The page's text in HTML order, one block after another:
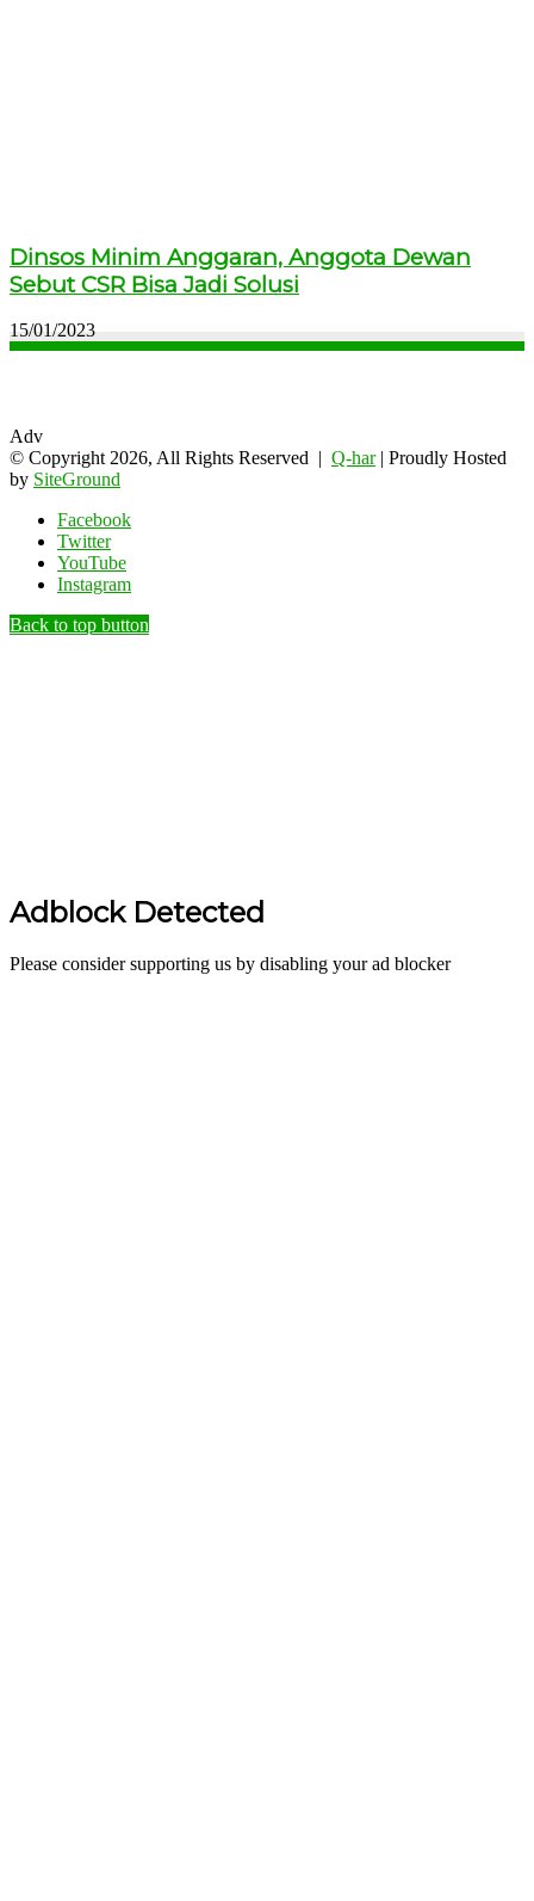
Dinsos Minim Anggaran, Anggota Dewan
Sebut CSR Bisa Jadi Solusi
15/01/2023
Adv
© Copyright 2026, All Rights Reserved | Q-har| Proudly Hosted
by SiteGround
Facebook
Twitter
YouTube
Instagram
Back to top button
Adblock Detected
Please consider supporting us by disabling your ad blocker